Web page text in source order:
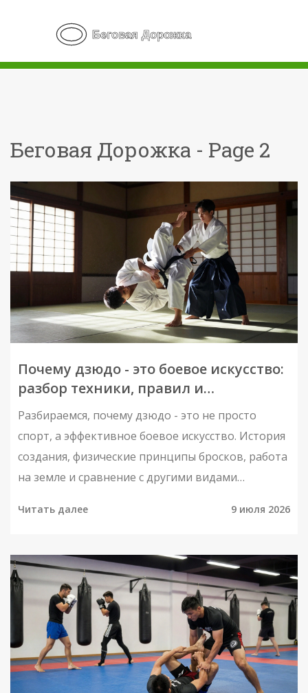
Беговая Дорожка - Page 2
Почему дзюдо - это боевое искусство:
разбор техники, правил и
эффективности
Разбираемся, почему дзюдо - это не просто
спорт, а эффективное боевое искусство. История
создания, физические принципы бросков, работа
на земле и сравнение с другими видами
Читать далее 9 июля 2026